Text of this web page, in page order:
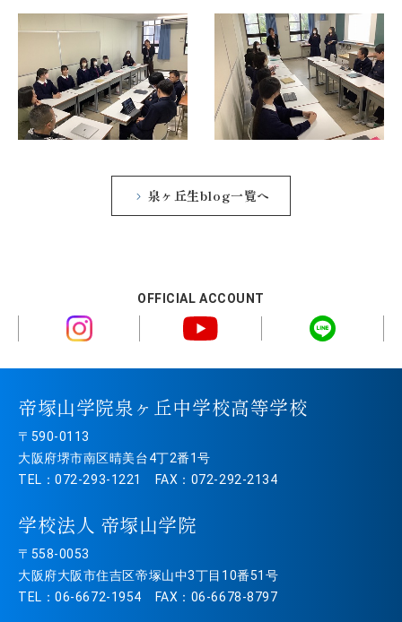
泉ヶ丘生blog一覧へ
OFFICIAL ACCOUNT
帝塚山学院泉ヶ丘中学校高等学校
〒590-0113
大阪府堺市南区晴美台4丁2番1号
TEL：072-293-1221 FAX：072-292-2134
学校法人 帝塚山学院
〒558-0053
大阪府大阪市住吉区帝塚山中3丁目10番51号
TEL：06-6672-1954 FAX：06-6678-8797